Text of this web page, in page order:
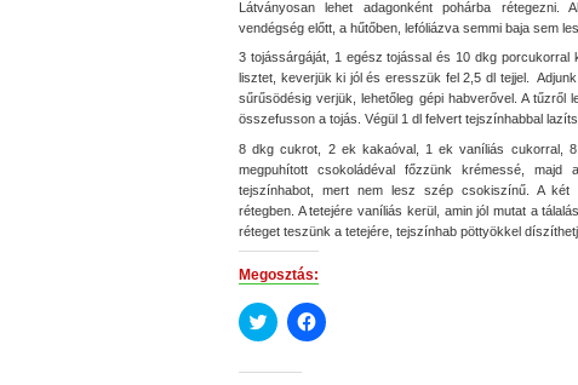
Látványosan lehet adagonként pohárba
vendégség előtt, a hűtőben, lefóliázva semmi baja sem
3 tojássárgáját, 1 egész tojással és 10 dkg porcukorral
lisztet, keverjük ki jól és eresszük fel 2,5 dl tejjel.
sűrűsödésig verjük, lehetőleg gépi habverővel. A tűzről
összefusson a tojás. Végül 1 dl felvert tejszínhabbal
8 dkg cukrot, 2 ek kakaóval, 1 ek vaníliás cukorral,
megpuhított csokoládéval főzzünk krémessé,
tejszínhabot, mert nem lesz szép csokiszínű. A két
rétegben. A tetejére vaníliás kerül, amin jól mutat a
réteget teszünk a tetejére, tejszínhab pöttyökkel
Megosztás:
Click
to
Click
to